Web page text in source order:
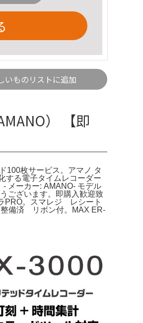
いものリストに追加
） 【即
100枚サービス。アマノ タ
する電子タイムレコーダー
メーカー: AMANO- モデル
ございます。即購入歓迎致
PRO。スマレジ レシート
備済 リボン付。MAX ER-